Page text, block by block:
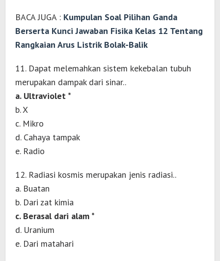
BACA JUGA : Kumpulan Soal Pilihan Ganda
Berserta Kunci Jawaban Fisika Kelas 12 Tentang
Rangkaian Arus Listrik Bolak-Balik
11. Dapat melemahkan sistem kekebalan tubuh
merupakan dampak dari sinar..
a. Ultraviolet *
b. X
c. Mikro
d. Cahaya tampak
e. Radio
12. Radiasi kosmis merupakan jenis radiasi..
a. Buatan
b. Dari zat kimia
c. Berasal dari alam *
d. Uranium
e. Dari matahari